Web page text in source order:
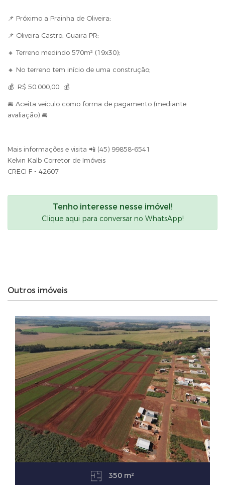
📌 Próximo a Prainha de Oliveira;
📌 Oliveira Castro, Guaira PR;
🔸 Terreno medindo 570m² (19x30);
🔸 No terreno tem início de uma construção;
💰 R$ 50.000,00 💰
🚘 Aceita veículo como forma de pagamento (mediante
avaliação) 🚘
Mais informações e visita 📲 (45) 99858-6541
Kelvin Kalb Corretor de Imóveis
CRECI F - 42607
Tenho interesse nesse imóvel!
Clique aqui para conversar no WhatsApp!
Outros imóveis
350 m²